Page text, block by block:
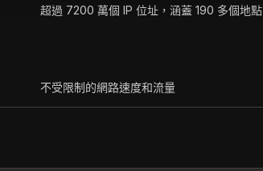
超過 7200 萬個 IP 位址，涵蓋 190 多個地點
不受限制的網路速度和流量